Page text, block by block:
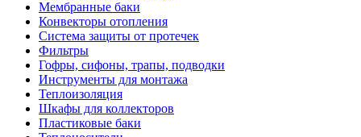
Мембранные баки
Конвекторы отопления
Система защиты от протечек
Фильтры
Гофры, сифоны, трапы, подводки
Инструменты для монтажа
Теплоизоляция
Шкафы для коллекторов
Пластиковые баки